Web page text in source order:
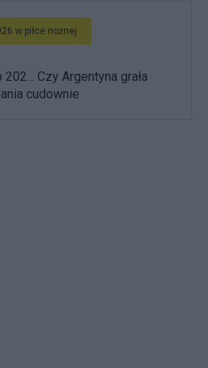
w piłce nożnej
202... Czy Argentyna grała
cudownie